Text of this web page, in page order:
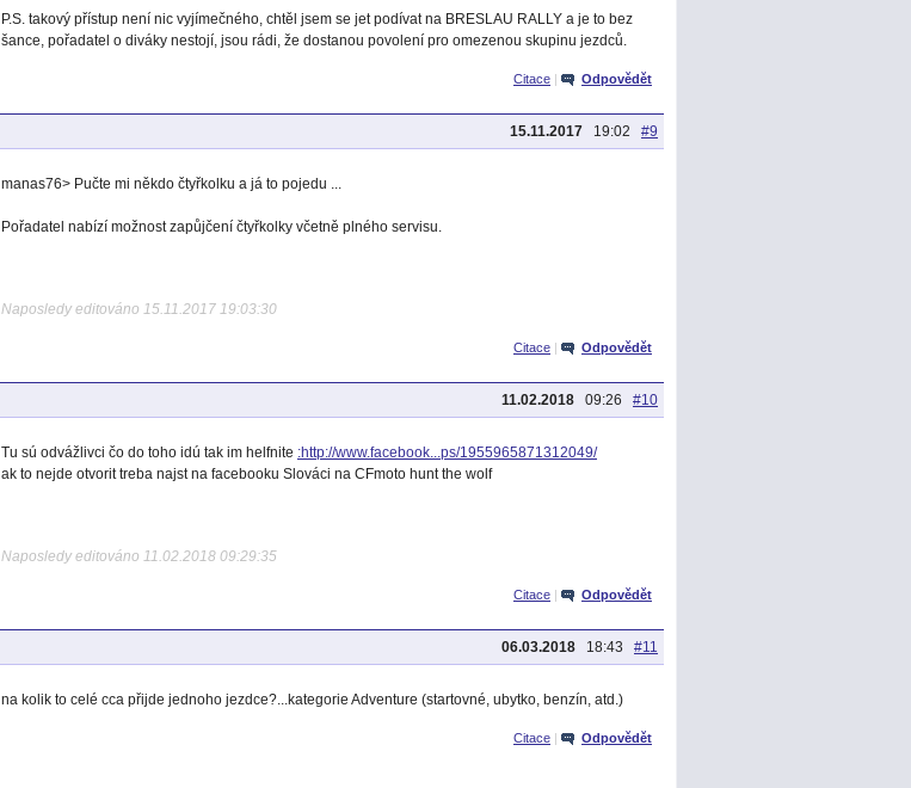
P.S. takový přístup není nic vyjímečného, chtěl jsem se jet podívat na BRESLAU RALLY a je to bez
šance, pořadatel o diváky nestojí, jsou rádi, že dostanou povolení pro omezenou skupinu jezdců.
Citace | Odpovědět
15.11.2017 19:02 #9
manas76> Pučte mi někdo čtyřkolku a já to pojedu ...
Pořadatel nabízí možnost zapůjčení čtyřkolky včetně plného servisu.
Naposledy editováno 15.11.2017 19:03:30
Citace | Odpovědět
11.02.2018 09:26 #10
Tu sú odvážlivci čo do toho idú tak im helfnite :http://www.facebook...ps/1955965871312049/
ak to nejde otvorit treba najst na facebooku Slováci na CFmoto hunt the wolf
Naposledy editováno 11.02.2018 09:29:35
Citace | Odpovědět
06.03.2018 18:43 #11
na kolik to celé cca přijde jednoho jezdce?...kategorie Adventure (startovné, ubytko, benzín, atd.)
Citace | Odpovědět